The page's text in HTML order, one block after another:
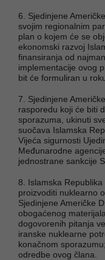
6. Sjedinjene
svojim regionalnim
plan o kojem će se
ekonomski razvoj
finansiranja od
implementacije ovog
bit će formuliran u
7. Sjedinjene
rasporedu koji će biti
sporazuma, ukinuti
suočava Islamska
Vijeća sigurnosti
Međunarodne
jednostrane sankcije
8. Islamska
proizvoditi nuklearno
Sjedinjene Američke
obogaćenog
dogovorenih pitanja
iranske nuklearne
konačnom
odredbe ovog člana.